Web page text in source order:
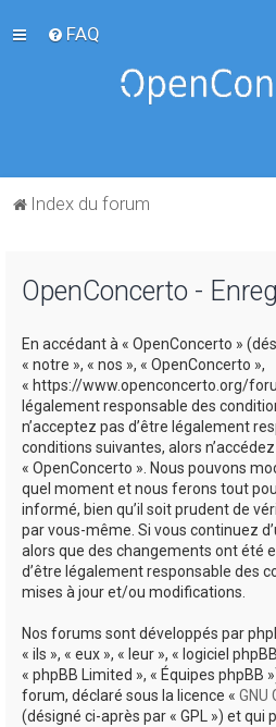
FAQ
Index du forum
OpenConcerto -
En accédant à « OpenConcerto »
« notre », « nos », « OpenConcerto »,
« https://www.openconcerto.org/
légalement responsable des
n’acceptez pas d’être légalement
conditions suivantes, alors
« OpenConcerto ». Nous pouvons
quel moment et nous ferons tout
informé, bien qu’il soit prudent de
par vous-même. Si vous continuez
alors que des changements ont été
d’être légalement responsable des
mises à jour et/ou modifications.
Nos forums sont développés par
« ils », « eux », « leur », « logiciel
« phpBB Limited », « Équipes phpBB
forum, déclaré sous la licence « GNU
(désigné ci-après par « GPL ») et